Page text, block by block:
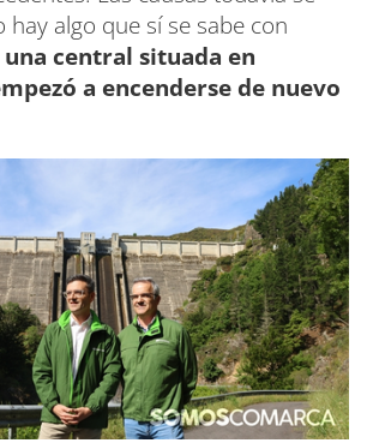
hay algo que sí se sabe con
una central situada en
a encenderse de nuevo